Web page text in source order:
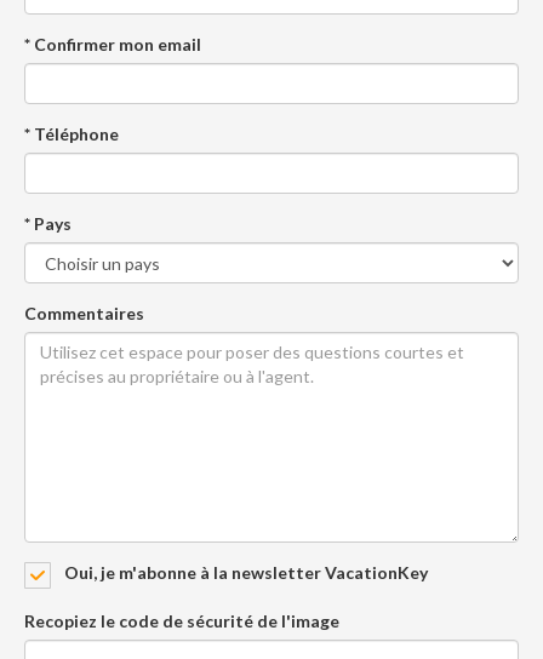
* Confirmer mon email
* Téléphone
* Pays
Commentaires
Oui, je m'abonne à la newsletter VacationKey
Recopiez le code de sécurité de l'image